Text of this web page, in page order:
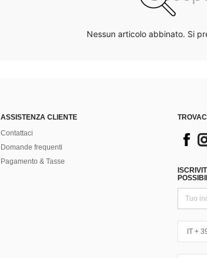
Nessun articolo abbinato. Si
ASSISTENZA CLIENTE
Contattaci
Domande frequenti
Pagamento & Tasse
IT +